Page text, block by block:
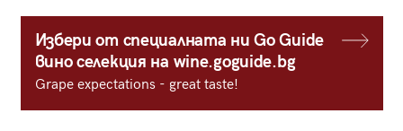
Избери от специалната ни Go Guide
вино селекция на wine.goguide.bg
Grape expectations - great taste!